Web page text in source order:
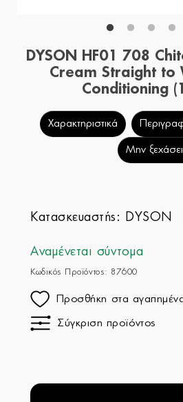
DYSON HF01 708
Cream Straight to
Conditioning
Χαρακτηριστικά
Μην
Κατασκευαστής: DYSON
Αναμένεται σύντομα
Κωδικός Προϊόντος: 87600
Προσθήκη στα
Σύγκριση προϊόντος